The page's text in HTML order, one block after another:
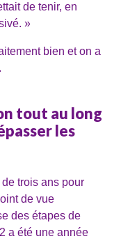
de tenir, en
»
bien et on a
tout au long
les
trois ans pour
de vue
des étapes de
a été une année